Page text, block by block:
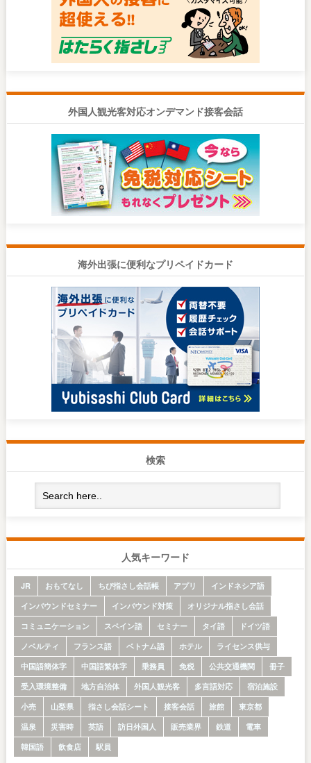
外国人観光客対応オンデマンド接客会話
海外出張に便利なプリペイドカード
検索
人気キーワード
JR おもてなし ちび指さし会話帳 アプリ
インドネシア語
インバウンドセミナー
インバウンド対策
オリジナル指さし会話
コミュニケーション
スペイン語 セミナー タイ語
ドイツ語
ノベルティ
フランス語 ベトナム語 ホテル
ライセンス供与
中国語簡体字
中国語繁体字 乗務員 免税 公共交通機関
冊子
受入環境整備
地方自治体 外国人観光客 多言語対応
宿泊施設
小売
山梨県 指さし会話シート 接客会話 旅館
東京都
温泉
災害時 英語 訪日外国人 販売業界 鉄道
電車
韓国語
飲食店 駅員